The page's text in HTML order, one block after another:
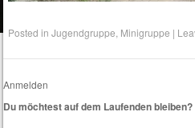
Posted inJugendgruppe Minigruppe |
Anmelden
Du möchtest auf dem Laufenden bleiben?